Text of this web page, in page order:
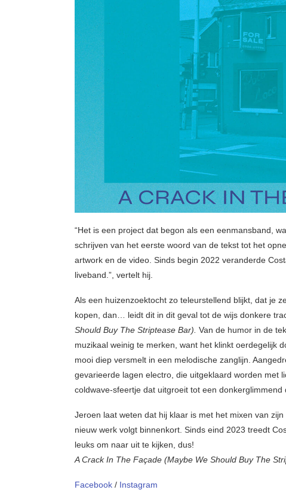
“Het is een project dat begon als een eenmansband,
schrijven van het eerste woord van de tekst tot het
artwork en de video. Sinds begin 2022 veranderde
liveband.”, vertelt hij.
Als een huizenzoektocht zo teleurstellend blijkt, dat je
kopen, dan… leidt dit in dit geval tot de wijs donkere
Should Buy The Striptease Bar). Van de humor in de
muzikaal weinig te merken, want het klinkt oerdegelijk
mooi diep versmelt in een melodische zanglijn.
gevarieerde lagen electro, die uitgeklaard worden met
coldwave-sfeertje dat uitgroeit tot een donkerglimmend
Jeroen laat weten dat hij klaar is met het mixen van
nieuw werk volgt binnenkort. Sinds eind 2023 treedt
leuks om naar uit te kijken, dus!
A Crack In The Façade (Maybe We Should Buy The
Facebook / Instagram